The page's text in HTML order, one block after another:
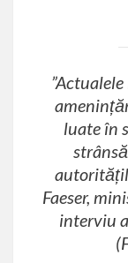
luate în
Faeser,
interviu